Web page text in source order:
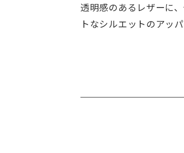
透明感のあるレザーに
トなシルエットのアッ